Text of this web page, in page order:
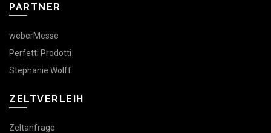
PARTNER
weberMesse
Perfetti Prodotti
Stephanie Wolff
ZELTVERLEIH
Zeltanfrage